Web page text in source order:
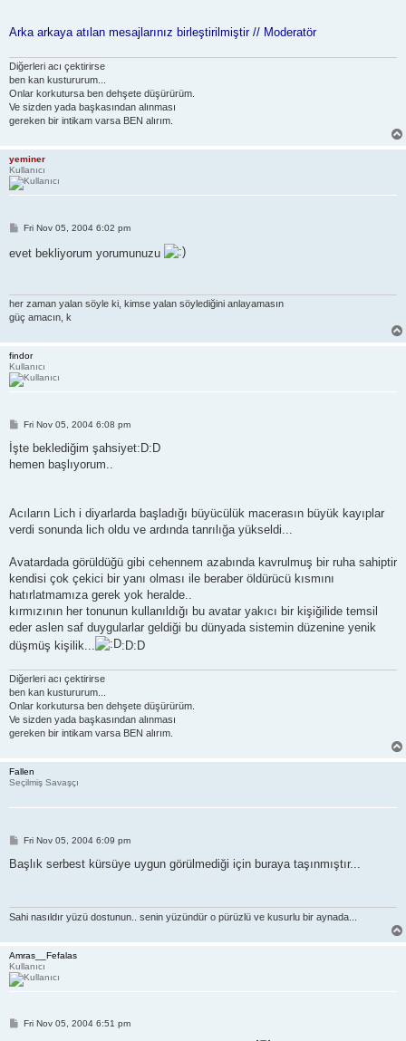
Arka arkaya atılan mesajlarınız birleştirilmiştir // Moderatör
Diğerleri acı çektirirse
ben kan kustururum...
Onlar korkutursa ben dehşete düşürürüm.
Ve sizden yada başkasından alınması
gereken bir intikam varsa BEN alırım.
yeminer
Kullanıcı
P
t
Fri Nov 05, 2004 6:02 pm
evet bekliyorum yorumunuzu
her zaman yalan söyle ki, kimse yalan söylediğini anlayamasın
güç amacın, k
findor
Kullanıcı
P
s
Fri Nov 05, 2004 6:08 pm
İşte beklediğim şahsiyet:D:D
hemen başlıyorum..
Acıların Lich i diyarlarda başladığı büyücülük macerasın büyük kayıplar
verdi sonunda lich oldu ve ardında tanrılığa yükseldi...
Avatardada görüldüğü gibi cehennem azabında kavrulmuş bir ruha sahiptir
kendisi çok çekici bir yanı olması ile beraber öldürücü kısmını
hatırlatmamıza gerek yok heralde..
kırmızının her tonunun kullanıldığı bu avatar yakıcı bir kişiğilide temsil
eder aslen saf duygularlar geldiği bu dünyada sistemin düzenine yenik
düşmüş kişilik...
:D:D
Diğerleri acı çektirirse
ben kan kustururum...
Onlar korkutursa ben dehşete düşürürüm.
Ve sizden yada başkasından alınması
gereken bir intikam varsa BEN alırım.
Fallen
Seçilmiş Savaşçı
P
s
Fri Nov 05, 2004 6:09 pm
Başlık serbest kürsüye uygun görülmediği için buraya taşınmıştır...
Sahi nasıldır yüzü dostunun.. senin yüzündür o pürüzlü ve kusurlu bir aynada...
Amras__Fefalas
Kullanıcı
PFri Nov 05, 2004 6:51 pm